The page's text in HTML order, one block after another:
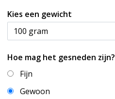
Kies een gewicht
Hoe mag het gesneden zijn?
Fijn
Gewoon